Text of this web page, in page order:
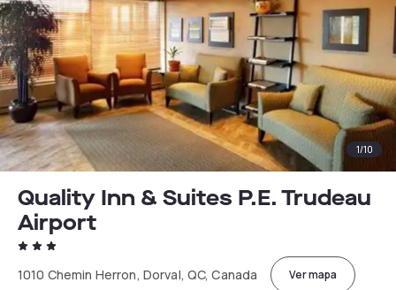
1/10
Quality Inn & Suites P.E. Trudeau
Airport
1010 Chemin Herron, Dorval, QC, Canada Ver mapa